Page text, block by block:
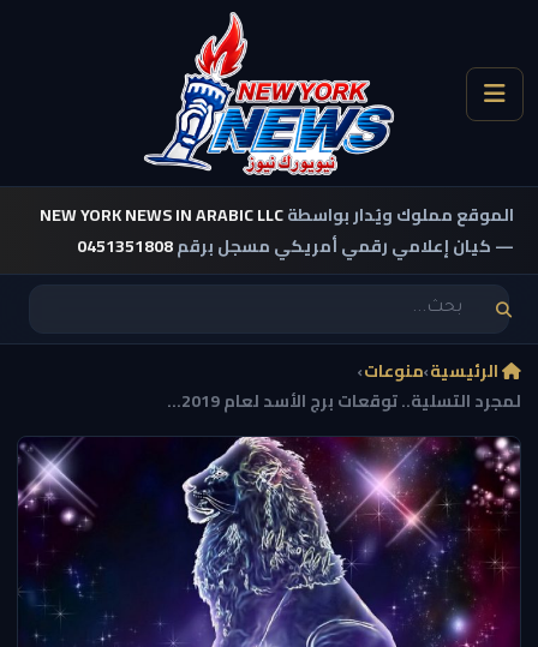
الموقع مملوك ويُدار بواسطةNEW YORK NEWS IN ARABIC LLC
— كيان إعلامي رقمي أمريكي مسجل برقم0451351808
الرئيسية›منوعات›
لمجرد التسلية.. توقعات برج الأسد لعام 2019...